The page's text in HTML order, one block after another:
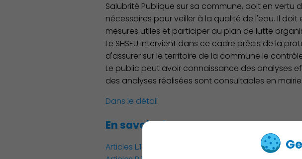
Salubrité Publique sur sa commune, doit en
nécessaires pour veiller à la qualité de l'eau. Il
mesures utiles et participer au plan de lutte
Le SHSEU intervient dans ce cadre précis de la
d'assurer sur le territoire de la commune le
Le public peut avoir connaissance des analyses
des analyses réalisées sont consultables en mairie.
Dans le détail
En savoir plus
Articles L.1321-1
et suivants du Code de la Santé